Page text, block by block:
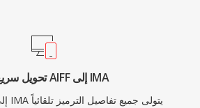
تحويل سريع من AIFF إلى IMA